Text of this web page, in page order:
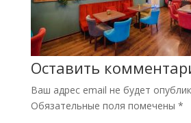
Оставить
Ваш адрес email не будет
Обязательные поля помечены *